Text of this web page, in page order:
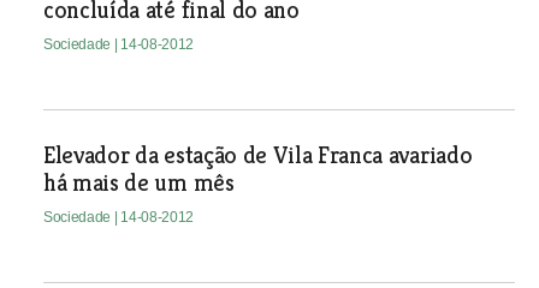
concluída até final do ano
Sociedade | 14-08-2012
Elevador da estação de Vila Franca avariado
há mais de um mês
Sociedade | 14-08-2012